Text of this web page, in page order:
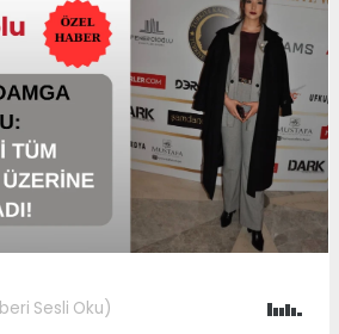
Sesli Oku)